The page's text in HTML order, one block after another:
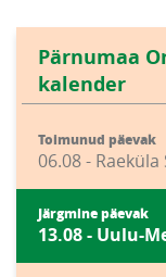
Pärnumaa
kalender
Toimunud päevak
06.08 - Raeküla
Järgmine päevak
13.08 - Uulu-